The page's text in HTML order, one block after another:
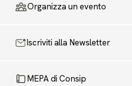
Organizza un evento
Iscriviti alla Newsletter
MEPA di Consip